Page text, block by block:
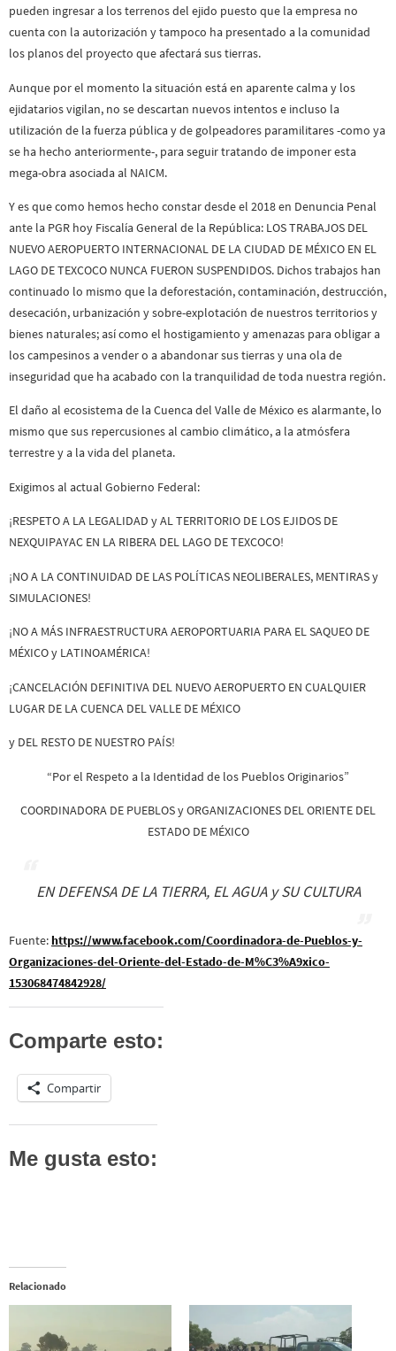
pueden ingresar a los terrenos del ejido puesto que la empresa no
cuenta con la autorización y tampoco ha presentado a la comunidad
los planos del proyecto que afectará sus tierras.
Aunque por el momento la situación está en aparente calma y los
ejidatarios vigilan, no se descartan nuevos intentos e incluso la
utilización de la fuerza pública y de golpeadores paramilitares -como ya
se ha hecho anteriormente-, para seguir tratando de imponer esta
mega-obra asociada al NAICM.
Y es que como hemos hecho constar desde el 2018 en Denuncia Penal
ante la PGR hoy Fiscalía General de la República: LOS TRABAJOS DEL
NUEVO AEROPUERTO INTERNACIONAL DE LA CIUDAD DE MÉXICO EN EL
LAGO DE TEXCOCO NUNCA FUERON SUSPENDIDOS. Dichos trabajos han
continuado lo mismo que la deforestación, contaminación, destrucción,
desecación, urbanización y sobre-explotación de nuestros territorios y
bienes naturales; así como el hostigamiento y amenazas para obligar a
los campesinos a vender o a abandonar sus tierras y una ola de
inseguridad que ha acabado con la tranquilidad de toda nuestra región.
El daño al ecosistema de la Cuenca del Valle de México es alarmante, lo
mismo que sus repercusiones al cambio climático, a la atmósfera
terrestre y a la vida del planeta.
Exigimos al actual Gobierno Federal:
¡RESPETO A LA LEGALIDAD y AL TERRITORIO DE LOS EJIDOS DE
NEXQUIPAYAC EN LA RIBERA DEL LAGO DE TEXCOCO!
¡NO A LA CONTINUIDAD DE LAS POLÍTICAS NEOLIBERALES, MENTIRAS y
SIMULACIONES!
¡NO A MÁS INFRAESTRUCTURA AEROPORTUARIA PARA EL SAQUEO DE
MÉXICO y LATINOAMÉRICA!
¡CANCELACIÓN DEFINITIVA DEL NUEVO AEROPUERTO EN CUALQUIER
LUGAR DE LA CUENCA DEL VALLE DE MÉXICO
y DEL RESTO DE NUESTRO PAÍS!
“Por el Respeto a la Identidad de los Pueblos Originarios”
COORDINADORA DE PUEBLOS y ORGANIZACIONES DEL ORIENTE DEL
ESTADO DE MÉXICO
EN DEFENSA DE LA TIERRA, EL AGUA y SU CULTURA
Fuente: https://www.facebook.com/Coordinadora-de-Pueblos-y-
Organizaciones-del-Oriente-del-Estado-de-M%C3%A9xico-
153068474842928/
Comparte esto:
Compartir
Me gusta esto:
Relacionado